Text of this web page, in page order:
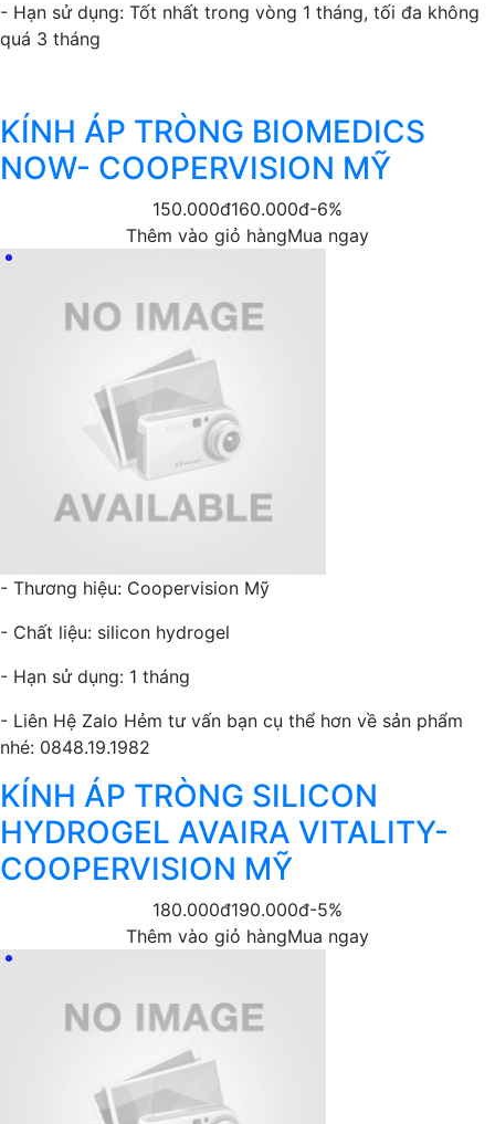
- Hạn sử dụng: Tốt nhất trong vòng 1 tháng, tối đa không
quá 3 tháng
KÍNH ÁP TRÒNG BIOMEDICS
NOW- COOPERVISION MỸ
150.000đ160.000đ-6%
Thêm vào giỏ hàngMua ngay
- Thương hiệu: Coopervision Mỹ
- Chất liệu: silicon hydrogel
- Hạn sử dụng: 1 tháng
- Liên Hệ Zalo Hẻm tư vấn bạn cụ thể hơn về sản phẩm
nhé: 0848.19.1982
KÍNH ÁP TRÒNG SILICON
HYDROGEL AVAIRA VITALITY-
COOPERVISION MỸ
180.000đ190.000đ-5%
Thêm vào giỏ hàngMua ngay